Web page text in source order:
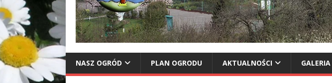
NASZ OGRÓD PLAN OGRODU AKTUALNOŚCI GALERIA